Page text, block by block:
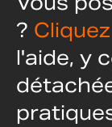
?
l'aide, y